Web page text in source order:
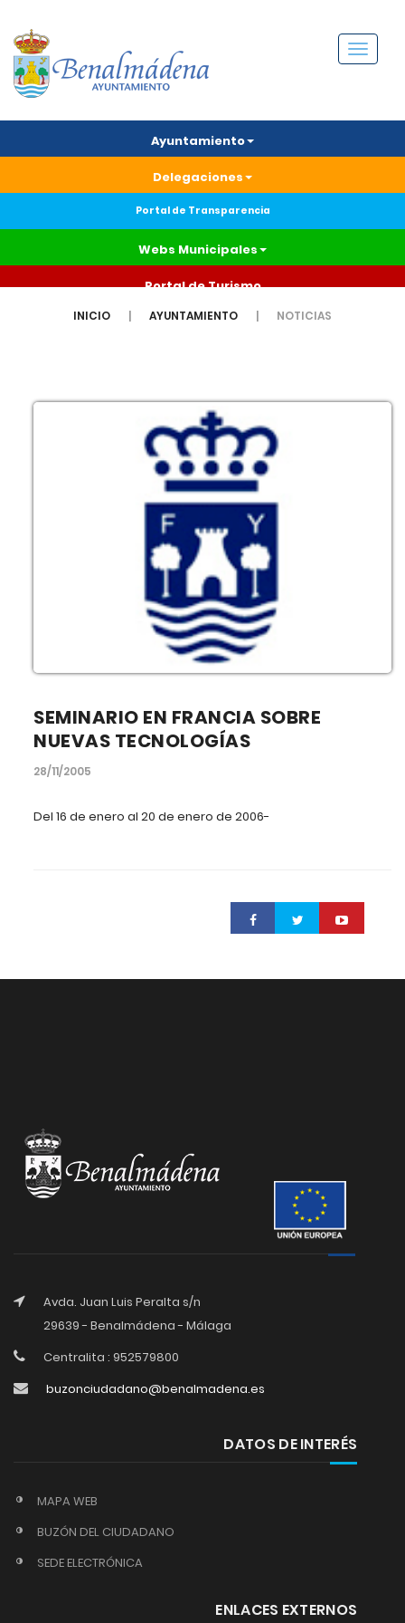
Menú
Ayuntamiento
Delegaciones
Portal de Transparencia
Webs Municipales
Portal de Turismo
INICIO AYUNTAMIENTO NOTICIAS
SEMINARIO EN FRANCIA SOBRE
NUEVAS TECNOLOGÍAS
28/11/2005
Del 16 de enero al 20 de enero de 2006-
Avda. Juan Luis Peralta s/n
29639 - Benalmádena - Málaga
Centralita : 952579800
buzonciudadano@benalmadena.es
DATOS DE INTERÉS
MAPA WEB
BUZÓN DEL CIUDADANO
SEDE ELECTRÓNICA
ENLACES EXTERNOS